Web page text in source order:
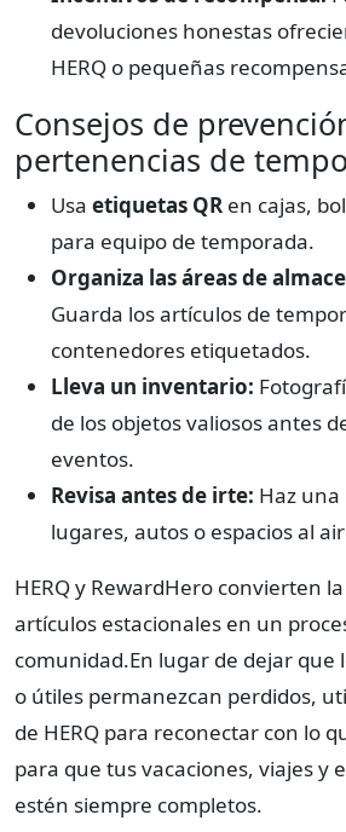
devoluciones honestas
HERQ o pequeñas
Consejos de
pertenencias de
Usa etiquetas QR en cajas,
para equipo de temporada.
Organiza las áreas de
Guarda los artículos de
contenedores etiquetados.
Lleva un inventario:
de los objetos valiosos antes
eventos.
Revisa antes de irte: Haz
lugares, autos o espacios al
HERQ y RewardHero convierten
artículos estacionales en un
comunidad.En lugar de dejar que
o útiles permanezcan perdidos,
de HERQ para reconectar con lo
para que tus vacaciones, viajes y
estén siempre completos.